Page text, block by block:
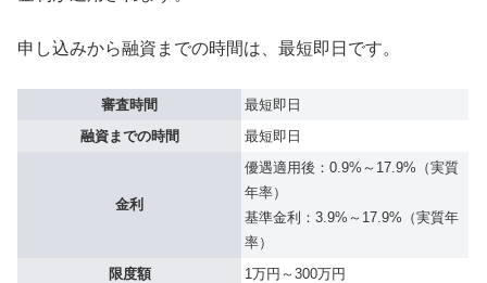
申し込みから融資までの時間は、最短即日です。
審査時間
最短即日
融資までの時間
最短即日
金利
優遇適用後：0.9%～17.9%（実質
年率）
基準金利：3.9%～17.9%（実質年
率）
限度額
1万円～300万円